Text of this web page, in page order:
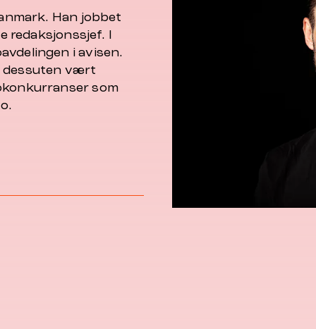
Han jobbet
redaksjonssjef. I
i avisen.
dessuten vært
som
.